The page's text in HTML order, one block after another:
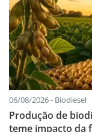
06/08/2026 - Biodiesel
Produção de
teme impacto da